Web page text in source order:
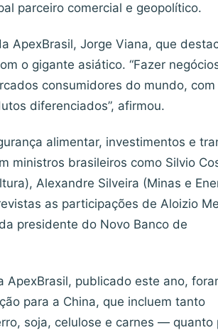
parceiro comercial e geopolítico.
ApexBrasil, Jorge Viana, que
o gigante asiático. “Fazer
consumidores do mundo,
diferenciados”, afirmou.
alimentar, investimentos e
ministros brasileiros como Silvio
Alexandre Silveira (Minas e
as participações de Aloizio
presidente do Novo Banco de
publicado este ano,
para a China, que incluem tanto
soja, celulose e carnes — quanto